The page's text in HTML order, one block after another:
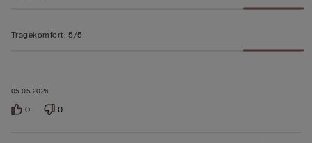
05.05.2026
Tragekomfort: 5/5
0 0